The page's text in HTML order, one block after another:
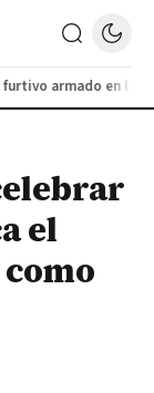
armado en la
el